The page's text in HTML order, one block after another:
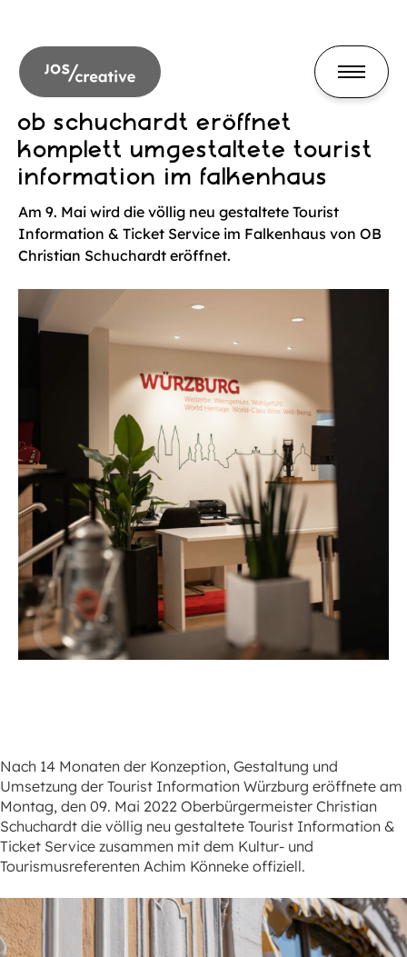
ob schuchardt eröffnet
komplett umgestaltete tourist
information im falkenhaus
Am 9. Mai wird die völlig neu gestaltete Tourist
Information & Ticket Service im Falkenhaus von OB
Christian Schuchardt eröffnet.
Nach 14 Monaten der Konzeption, Gestaltung und
Umsetzung der Tourist Information Würzburg eröffnete am
Montag, den 09. Mai 2022 Oberbürgermeister Christian
Schuchardt die völlig neu gestaltete Tourist Information &
Ticket Service zusammen mit dem Kultur- und
Tourismusreferenten Achim Könneke offiziell.